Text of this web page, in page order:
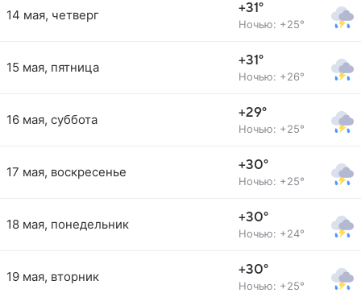
14 мая, четверг +31°
Ночью: +25°
15 мая, пятница +31°
Ночью: +26°
16 мая, суббота +29°
Ночью: +25°
17 мая, воскресенье +30°
Ночью: +25°
18 мая, понедельник +30°
Ночью: +24°
19 мая, вторник +30°
Ночью: +25°